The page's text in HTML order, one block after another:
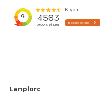
Lamplord